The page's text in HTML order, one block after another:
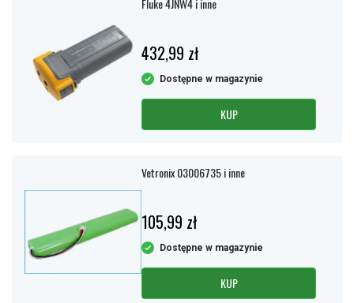
Fluke 4JNW4 i inne
432,99 zł
Dostępne w magazynie
KUP
Vetronix 03006735 i inne
105,99 zł
Dostępne w magazynie
KUP